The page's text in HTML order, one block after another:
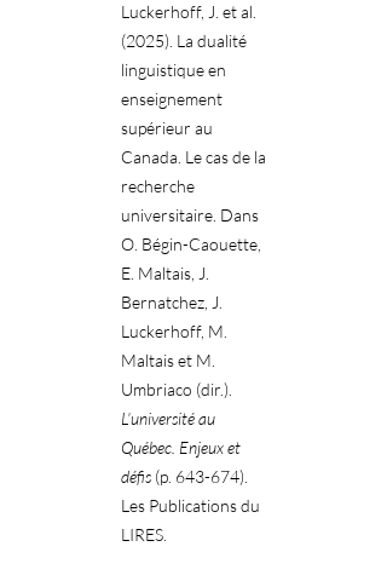
Luckerhoff, J. et al.
(2025). La dualité
linguistique en
enseignement
supérieur au
Canada. Le cas de la
recherche
universitaire. Dans
O. Bégin-Caouette,
E. Maltais, J.
Bernatchez, J.
Luckerhoff, M.
Maltais et M.
Umbriaco (dir.).
L’université au
Québec. Enjeux et
défis (p. 643-674).
Les Publications du
LIRES.